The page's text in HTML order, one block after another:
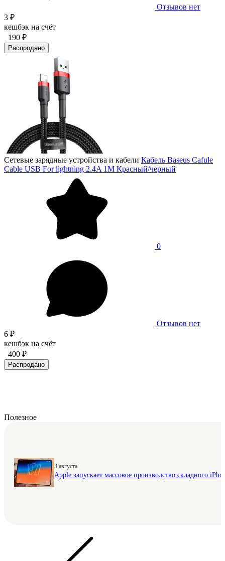
Отзывов нет
3 ₽
кешбэк на счёт
190 ₽
Распродано
Сетевые зарядные устройства и кабели Кабель Baseus Cafule
Cable USB For lightning 2.4A 1M Красный/черный
0
Отзывов нет
6 ₽
кешбэк на счёт
400 ₽
Распродано
Полезное
3 августа
Apple запускает массовое производство складного